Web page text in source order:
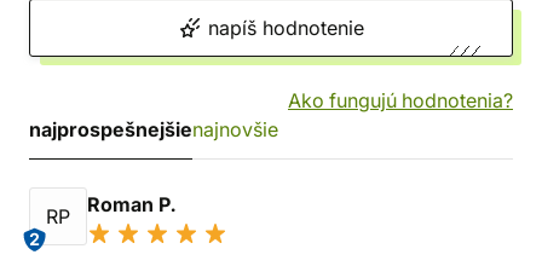
napíš hodnotenie
Ako fungujú hodnotenia?
najprospešnejšienajnovšie
RP
2
Roman P.